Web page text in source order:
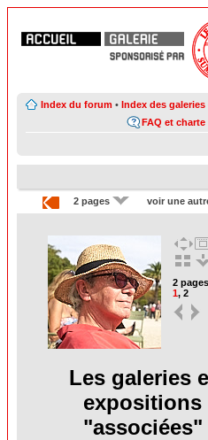
Index du forum • Index des galeries
FAQ et charte
2 pages voir une
2 pages
1, 2
Les galeries
expositions
"associées"